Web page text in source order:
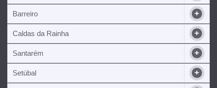
Barreiro
Caldas da Rainha
Santarém
Setúbal